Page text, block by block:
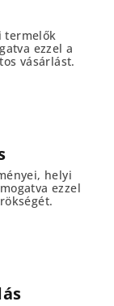
termelők
ezzel a
vásárlást.
helyi
ezzel